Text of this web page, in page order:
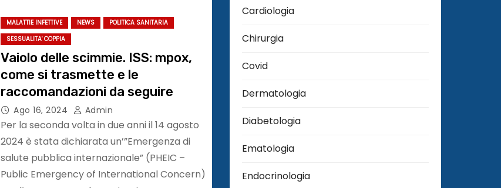
MALATTIE INFETTIVE NEWS
POLITICA SANITARIA
SESSUALITA' COPPIA
Vaiolo delle scimmie. ISS: mpox,
come si trasmette e le
raccomandazioni da seguire
Ago 16, 2024 Admin
Per la seconda volta in due anni il 14 agosto
2024 è stata dichiarata un’”Emergenza di
salute pubblica internazionale” (PHEIC –
Public Emergency of International Concern)
Cardiologia
Chirurgia
Covid
Dermatologia
Diabetologia
Ematologia
Endocrinologia